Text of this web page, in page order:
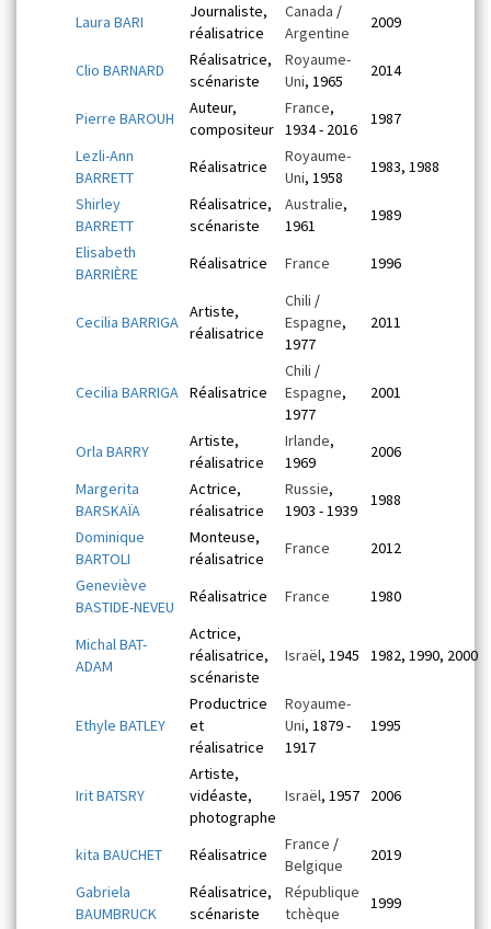
Laura BARI
Journaliste,
réalisatrice
Canada /
Argentine
2009
Clio BARNARD
Réalisatrice,
scénariste
Royaume-
Uni, 1965
2014
Pierre BAROUH
Auteur,
compositeur
France,
1934 - 2016
1987
Lezli-Ann
BARRETT
Réalisatrice
Royaume-
Uni, 1958
1983, 1988
Shirley
BARRETT
Réalisatrice,
scénariste
Australie,
1961
1989
Elisabeth
BARRIÈRE
Réalisatrice France 1996
Cecilia BARRIGA
Artiste,
réalisatrice
Chili /
Espagne,
1977
2011
Cecilia BARRIGA Réalisatrice
Chili /
Espagne,
1977
2001
Orla BARRY
Artiste,
réalisatrice
Irlande,
1969
2006
Margerita
BARSKAÏA
Actrice,
réalisatrice
Russie,
1903 - 1939
1988
Dominique
BARTOLI
Monteuse,
réalisatrice
France
2012
Geneviève
BASTIDE-NEVEU
Réalisatrice France 1980
Michal BAT-
ADAM
Actrice,
réalisatrice,
scénariste
Israël, 1945 1982, 1990, 2000
Ethyle BATLEY
Productrice
et
réalisatrice
Royaume-
Uni, 1879 -
1917
1995
Irit BATSRY
Artiste,
vidéaste,
photographe
Israël, 1957 2006
kita BAUCHET Réalisatrice
France /
Belgique
2019
Gabriela
BAUMBRUCK
Réalisatrice,
scénariste
République
tchèque
1999